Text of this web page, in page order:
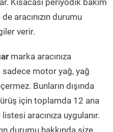
Kısacası periyodik bakım
aracınızın durumu
verir.
marka aracınıza
sadece motor yağ, yağ
Bunların dışında
için toplamda 12 ana
aracınıza uygulanır.
durumu hakkında size